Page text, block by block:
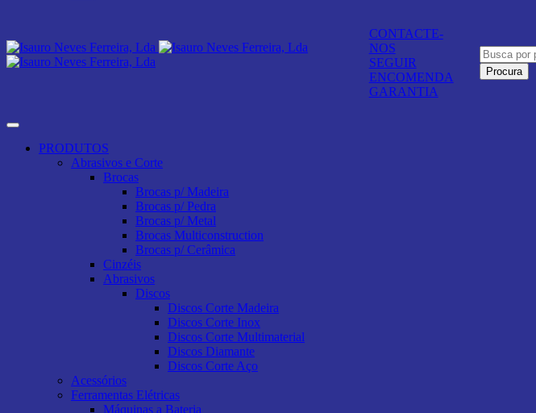
CONTACTE-
NOS
SEGUIR
ENCOMENDA
GARANTIA
PRODUTOS
Abrasivos e Corte
Brocas
Brocas p/ Madeira
Brocas p/ Pedra
Brocas p/ Metal
Brocas Multiconstruction
Brocas p/ Cerâmica
Cinzéis
Abrasivos
Discos
Discos Corte Madeira
Discos Corte Inox
Discos Corte Multimaterial
Discos Diamante
Discos Corte Aço
Acessórios
Ferramentas Elétricas
Máquinas a Bateria